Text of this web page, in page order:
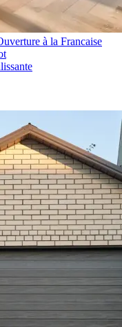
à la Francaise